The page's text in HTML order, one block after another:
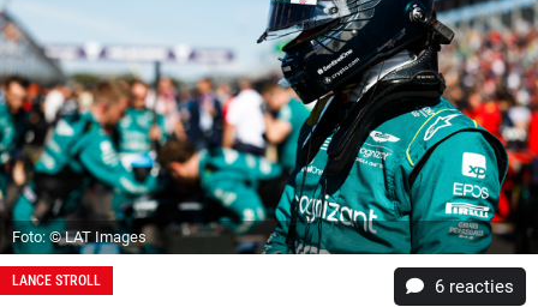
Foto: © LAT Images
LANCE STROLL 6 reacties